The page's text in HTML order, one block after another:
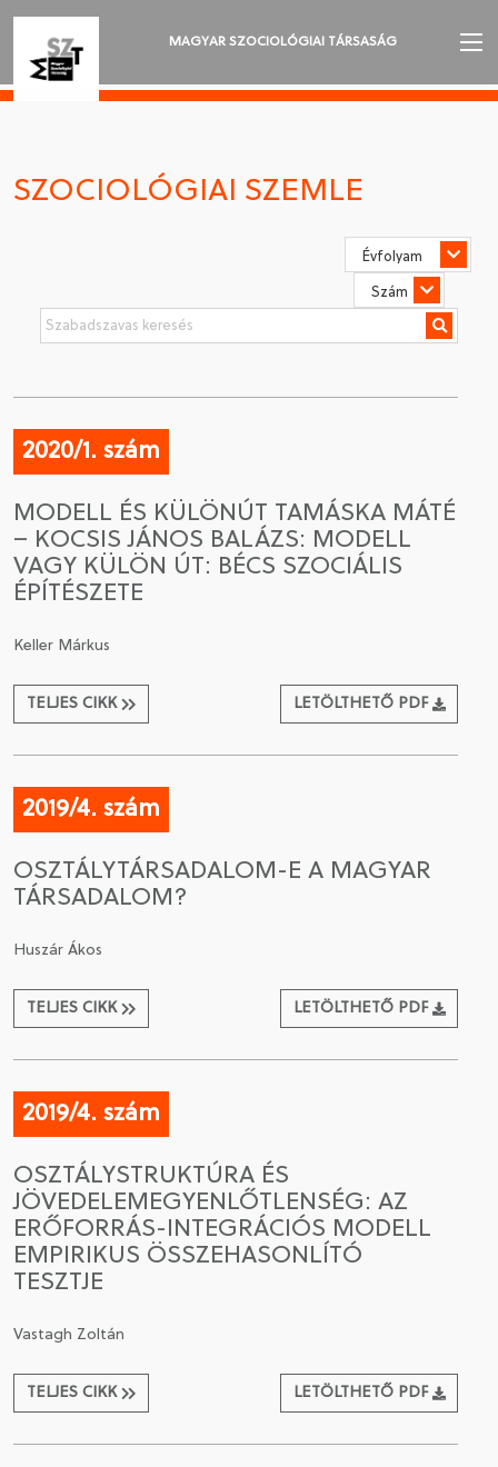
MAGYAR SZOCIOLÓGIAI TÁRSASÁG
SZOCIOLÓGIAI SZEMLE
CSATLAKOZÁS A TÁRSASÁGHOZ / MEGÚJÍTOM A
TAGSÁGOMAT
SZOCIOLÓGIAI SZEMLE
2020/1. szám
MODELL ÉS KÜLÖNÚT TAMÁSKA MÁTÉ
– KOCSIS JÁNOS BALÁZS: MODELL
VAGY KÜLÖN ÚT: BÉCS SZOCIÁLIS
ÉPÍTÉSZETE
Keller Márkus
TELJES CIKK LETÖLTHETŐ PDF
2019/4. szám
OSZTÁLYTÁRSADALOM-E A MAGYAR
TÁRSADALOM?
Huszár Ákos
TELJES CIKK LETÖLTHETŐ PDF
2019/4. szám
OSZTÁLYSTRUKTÚRA ÉS
JÖVEDELEMEGYENLŐTLENSÉG: AZ
ERŐFORRÁS-INTEGRÁCIÓS MODELL
EMPIRIKUS ÖSSZEHASONLÍTÓ
TESZTJE
Vastagh Zoltán
TELJES CIKK LETÖLTHETŐ PDF